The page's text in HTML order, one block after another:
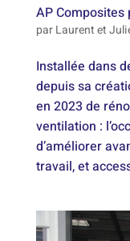
AP Composites
parLaurent et
Installée dans
depuis sa
en 2023 de
ventilation :
d’améliorer
travail, et